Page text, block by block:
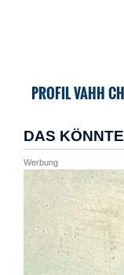
PROFIL VAHH